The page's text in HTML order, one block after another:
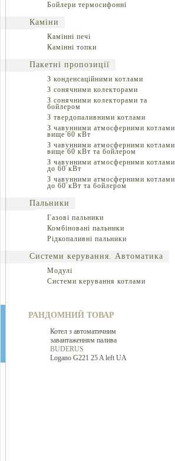
Бойлери термосифонні
Каміни
Камінні печі
Камінні топки
Пакетні пропозиції
З конденсаційними котлами
З сонячними колекторами
З сонячними колекторами та
бойлером
З твердопаливними котлами
З чавунними атмосферними котлами
вище 60 кВт
З чавунними атмосферними котлами
вище 60 кВт та бойлером
З чавунними атмосферними котлами
до 60 кВт
З чавунними атмосферними котлами
до 60 кВт та бойлером
Пальники
Газові пальники
Комбіновані пальники
Рідкопаливні пальники
Системи керування. Автоматика
Модулі
Системи керування котлами
РАНДОМНИЙ ТОВАР
Котел з автоматичним
завантаженням палива
BUDERUS
Logano G221 25 A left UA